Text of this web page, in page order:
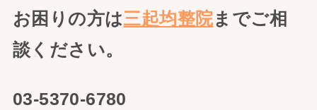
お困りの方は三起均整院までご相
談ください。
03-5370-6780